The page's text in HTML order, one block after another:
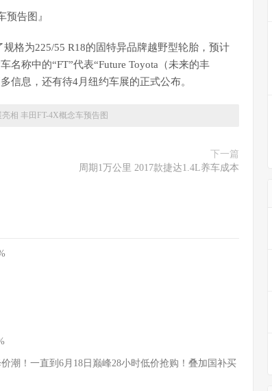
预告图』
为225/55 R18的固特异品牌越野型轮胎，预计
名称中的“FT”代表“Future Toyota（未来的丰
信息，还有待4月纽约车展的正式公布。
相 丰田FT-4X概念车预告图
下一篇
周期1万公里 2017款捷达1.4L养车成本
潮！一直到6月18日巅峰28小时低价抢购！叠加国补买